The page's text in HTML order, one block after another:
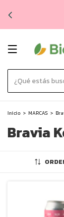
Inicio > MARCAS >
Bravia